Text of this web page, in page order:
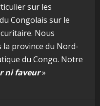
sur les
Congolais sur le
Nous
la province du Nord-
du Congo. Notre
ni faveur»